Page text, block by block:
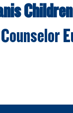
Counselor